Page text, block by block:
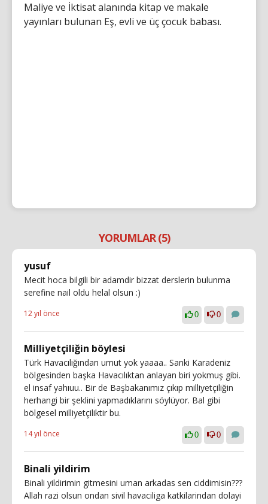
Maliye ve İktisat alanında kitap ve makale
yayınları bulunan Eş, evli ve üç çocuk babası.
YORUMLAR (5)
yusuf
Mecit hoca bilgili bir adamdir bizzat derslerin bulunma
serefine nail oldu helal olsun :)
12 yıl önce 0 0
Milliyetçiliğin böylesi
Türk Havacılığından umut yok yaaaa.. Sanki Karadeniz
bölgesinden başka Havacılıktan anlayan biri yokmuş gibi.
el insaf yahıuu.. Bir de Başbakanımız çıkıp milliyetçiliğin
herhangi bir şeklini yapmadıklarını söylüyor. Bal gibi
bölgesel milliyetçiliktir bu.
14 yıl önce 0 0
Binali yildirim
Binali yildirimin gitmesini uman arkadas sen ciddimisin???
Allah razi olsun ondan sivil havaciliga katkilarindan dolayi